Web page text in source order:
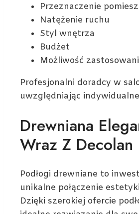
Przeznaczenie
Natężenie ruchu
Styl wnętrza
Budżet
Możliwość
Profesjonalni doradcy w
uwzględniając
Drewniana
Wraz Z Decolan
Podłogi drewniane to
unikalne połączenie
Dzięki szerokiej ofercie